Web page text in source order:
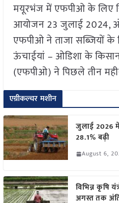
मयूरभंज में एफपीओ के लिए
आयोजन 23 जुलाई 2024,
एफपीओ ने ताजा सब्जियों के
ऊंचाईयां – ओडिशा के
(एफपीओ) ने पिछले तीन
एग्रीकल्चर मशीन
जुलाई 2026 में
28.1% बढ़ी
August 6,
विभिन्न कृषि
अगस्त तक